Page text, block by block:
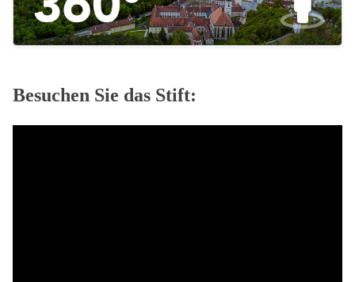
Besuchen Sie das Stift: